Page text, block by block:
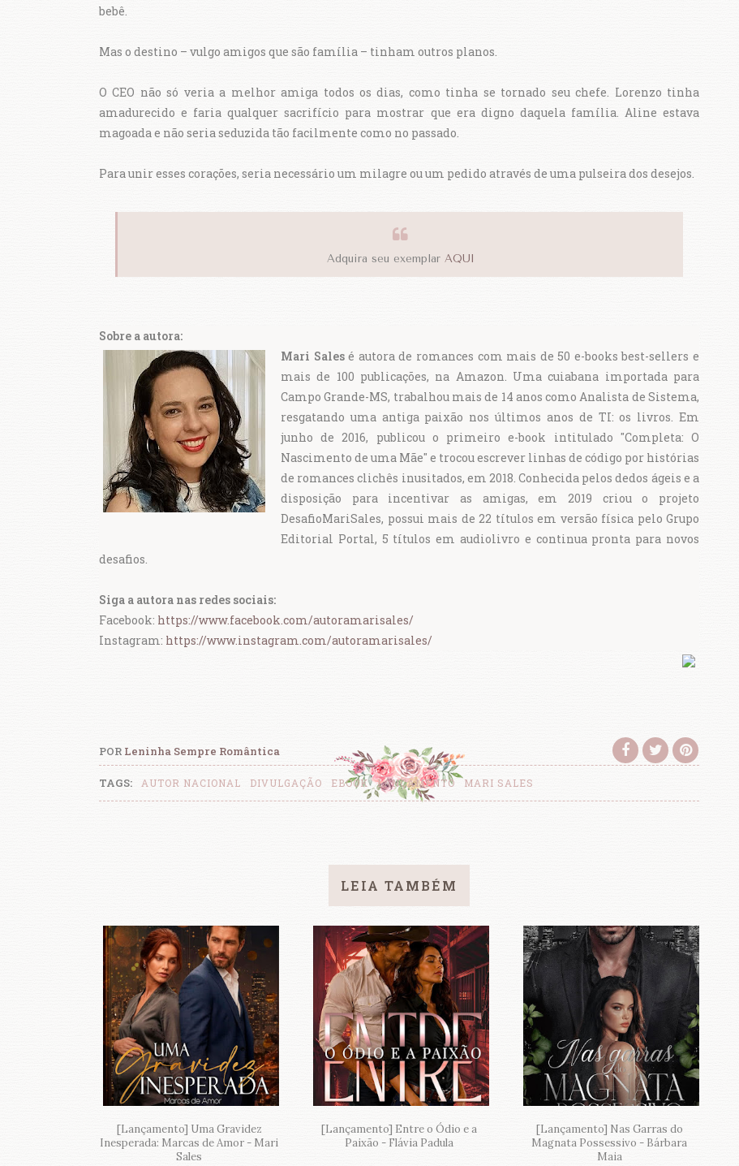
bebê.
Mas o destino – vulgo amigos que são família – tinham outros planos.
O CEO não só veria a melhor amiga todos os dias, como tinha se tornado seu chefe. Lorenzo tinha
amadurecido e faria qualquer sacrifício para mostrar que era digno daquela família. Aline estava
magoada e não seria seduzida tão facilmente como no passado.
Para unir esses corações, seria necessário um milagre ou um pedido através de uma pulseira dos desejos.
Adquira seu exemplar AQUI
Sobre a autora:
Mari Salesé autora de romances com mais de 50 e-books best-sellers e
mais de 100 publicações, na Amazon. Uma cuiabana importada para
Campo Grande-MS, trabalhou mais de 14 anos como Analista de Sistema,
resgatando uma antiga paixão nos últimos anos de TI: os livros. Em
junho de 2016, publicou o primeiro e-book intitulado "Completa: O
Nascimento de uma Mãe" e trocou escrever linhas de código por histórias
de romances clichês inusitados, em 2018. Conhecida pelos dedos ágeis e a
disposição para incentivar as amigas, em 2019 criou o projeto
DesafioMariSales, possui mais de 22 títulos em versão física pelo Grupo
Editorial Portal, 5 títulos em audiolivro e continua pronta para novos
desafios.
Siga a autora nas redes sociais:
Facebook: https://www.facebook.com/autoramarisales/
Instagram: https://www.instagram.com/autoramarisales/
POR Leninha Sempre Romântica
TAGS: AUTOR NACIONAL DIVULGAÇÃO EBOOK LANÇAMENTO MARI SALES
LEIA TAMBÉM
[Lançamento] Uma Gravidez
Inesperada: Marcas de Amor - Mari
Sales
[Lançamento] Entre o Ódio e a
Paixão - Flávia Padula
[Lançamento] Nas Garras do
Magnata Possessivo - Bárbara
Maia